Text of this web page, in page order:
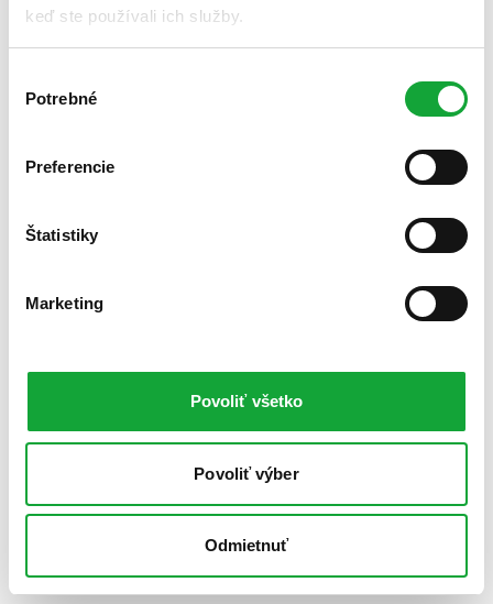
keď ste používali ich služby.
súhlasu
Potrebné
Preferencie
Štatistiky
Marketing
Povoliť všetko
Povoliť výber
Odmietnuť